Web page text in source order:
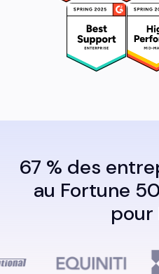
67 % des
au Fortune